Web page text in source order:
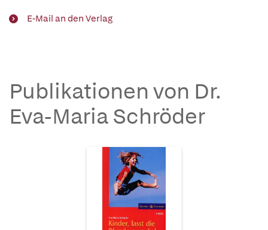
E-Mail an den Verlag
Publikationen von Dr.
Eva-Maria Schröder